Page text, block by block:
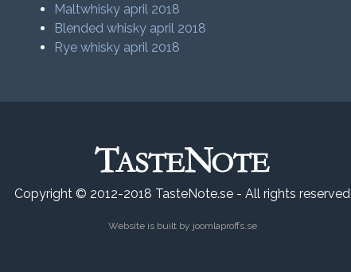
Maltwhisky april 2018
Blended whisky april 2018
Rye whisky april 2018
Copyright © 2012-2018 TasteNote.se - All rights reserved
Website is built by joomlaproffs.se